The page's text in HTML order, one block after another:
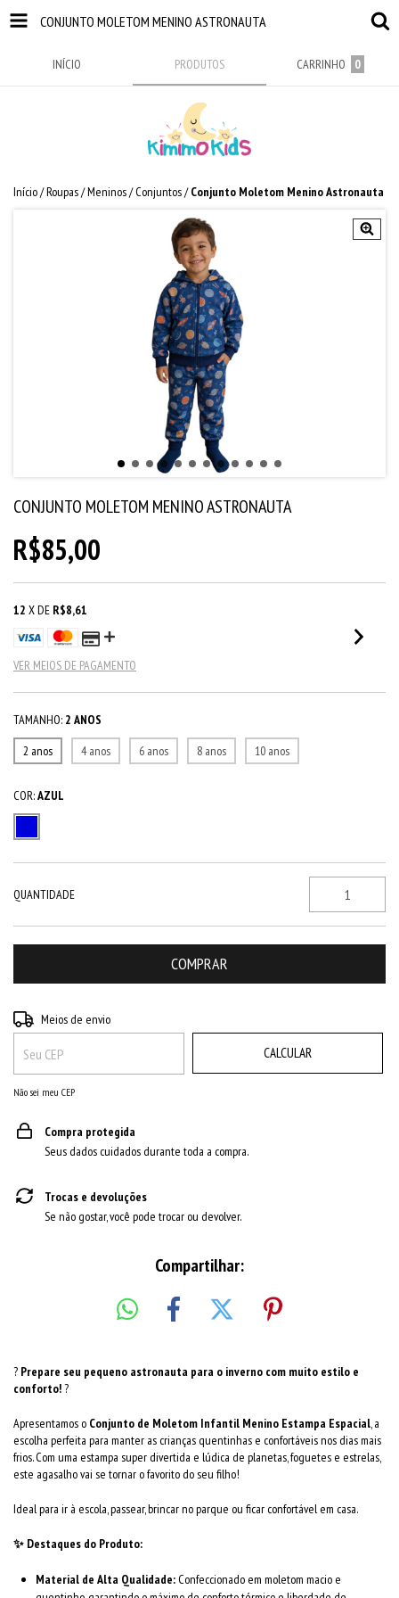
CONJUNTO MOLETOM MENINO ASTRONAUTA
INÍCIO PRODUTOS CARRINHO 0
Início/Roupas/Meninos/ Conjuntos/ Conjunto Moletom Menino Astronauta
CONJUNTO MOLETOM MENINO ASTRONAUTA
R$85,00
12 X DE R$8,61
VER MEIOS DE PAGAMENTO
TAMANHO: 2 ANOS
2 anos
4 anos 6 anos 8 anos 10 anos
COR:AZUL
QUANTIDADE
Entregas para o CEP:
Meios de envio
CALCULAR
Não sei meu CEP
Compra protegida
Seus dados cuidados durante toda a compra.
Trocas e devoluções
Se não gostar, você pode trocar ou devolver.
Compartilhar:
? Prepare seu pequeno astronauta para o inverno com muito estilo e
conforto!?
Apresentamos o Conjunto de Moletom Infantil Menino Estampa Espacial , a
escolha perfeita para manter as crianças quentinhas e confortáveis nos dias mais
frios. Com uma estampa super divertida e lúdica de planetas, foguetes e estrelas,
este agasalho vai se tornar o favorito do seu filho!
Ideal para ir à escola, passear, brincar no parque ou ficar confortável em casa.
✨ Destaques do Produto:
Material de Alta Qualidade: Confeccionado em moletom macio e